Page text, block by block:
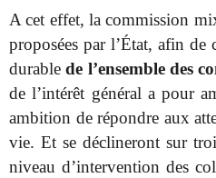
A cet effet, la commission
proposées par l’État, afin
durablede l’ensemble des
de l’intérêt général a pour
ambition de répondre aux
vie. Et se déclineront sur
niveau d’intervention des